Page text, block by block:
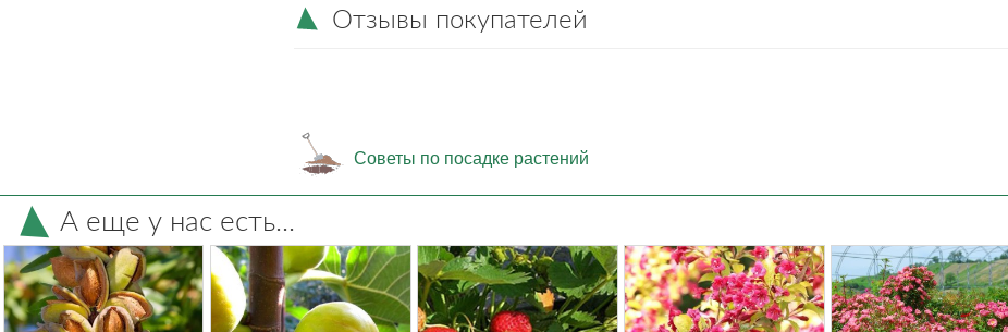
Отзывы покупателей
Советы по посадке растений
А еще у нас есть...